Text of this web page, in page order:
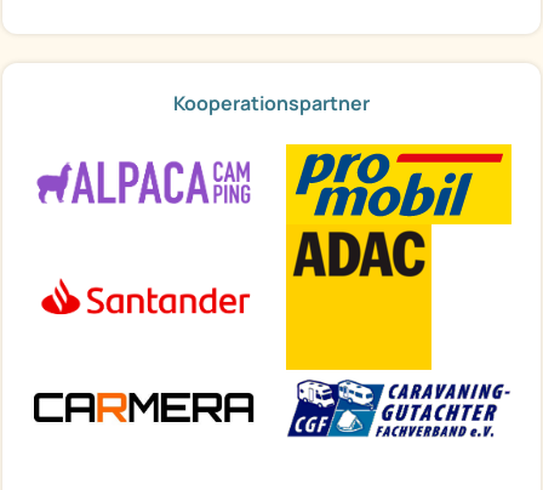
Kooperationspartner